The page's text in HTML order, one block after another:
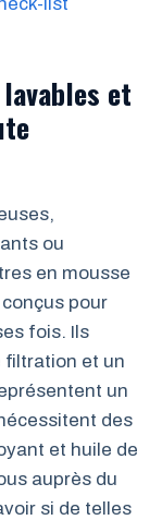
et
ou
en mousse
pour
fois. Ils
filtration et un
un
des
et huile de
auprès du
si de telles